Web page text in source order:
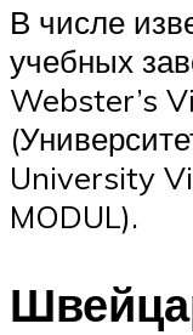
В числе
учебных
Webster’s
University
MODUL).